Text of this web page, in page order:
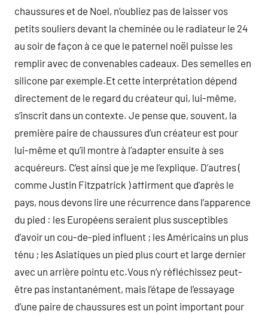
chaussures et de Noel, n’oubliez pas de laisser vos
petits souliers devant la cheminée ou le radiateur le 24
au soir de façon à ce que le paternel noël puisse les
remplir avec de convenables cadeaux. Des semelles en
silicone par exemple.Et cette interprétation dépend
directement de le regard du créateur qui, lui-même,
s’inscrit dans un contexte. Je pense que, souvent, la
première paire de chaussures d’un créateur est pour
lui-même et qu’il montre à l’adapter ensuite à ses
acquéreurs. C’est ainsi que je me l’explique. D’autres (
comme Justin Fitzpatrick ) affirment que d’après le
pays, nous devons lire une récurrence dans l’apparence
du pied : les Européens seraient plus susceptibles
d’avoir un cou-de-pied influent ; les Américains un plus
ténu ; les Asiatiques un pied plus court et large dernier
avec un arrière pointu etc.Vous n’y réfléchissez peut-
être pas instantanément, mais l’étape de l’essayage
d’une paire de chaussures est un point important pour